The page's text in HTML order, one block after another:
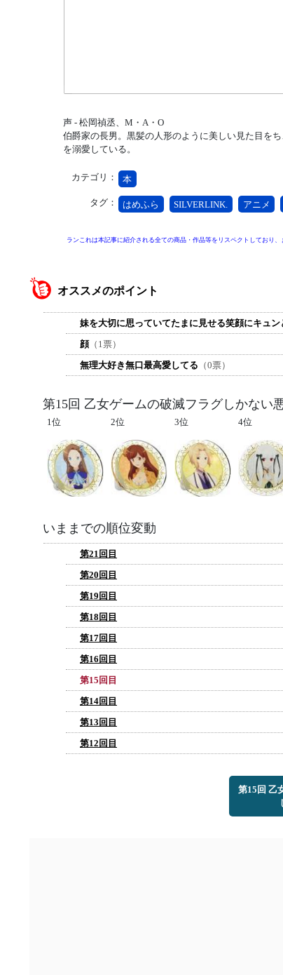
声 - 松岡禎丞、M・A・O
伯爵家の長男。黒髪の人形のように美しい見た目を
を溺愛している。
カテゴリ： 本
タグ： はめふら SILVERLINK. アニメ
ランこれは本記事に紹介される全ての商品・作品等をリスペクトしており
オススメのポイント
妹を大切に思っていてたまに見せる笑顔にキュン
顔（1票）
無理大好き無口最高愛してる （0票）
第15回 乙女ゲームの破滅フラグしかな
1位 2位 3位 4位
いままでの順位変動
第21回目
第20回目
第19回目
第18回目
第17回目
第16回目
第15回目
第14回目
第13回目
第12回目
第15回 乙